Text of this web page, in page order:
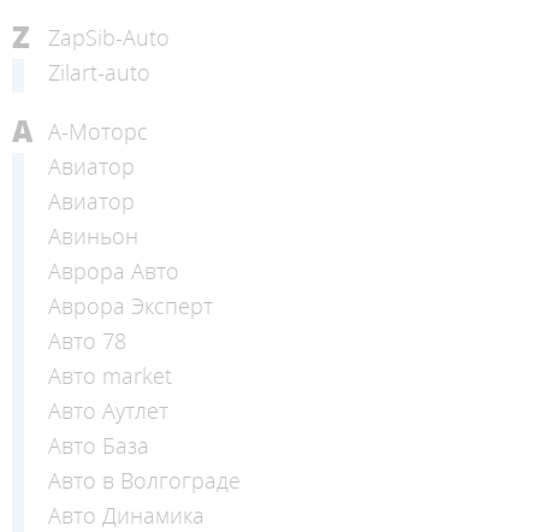
Z
ZapSib-Auto
Zilart-auto
А А-Моторс
Авиатор
Авиатор
Авиньон
Аврора Авто
Аврора Эксперт
Авто 78
Авто market
Авто Аутлет
Авто База
Авто в Волгограде
Авто Динамика